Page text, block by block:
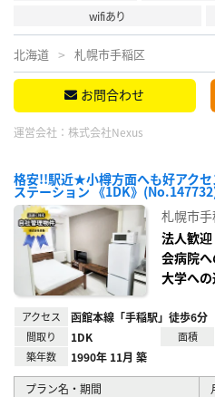
wifiあり
北海道 札幌市手稲区
お問合わせ
運営会社： 株式会社Nexus
格安!!駅近★小樽方面へも好アク
ステーション 《1DK》
札幌市
法人歓
会病院
大学への
アクセス 函館本線「手稲駅」徒歩6分
間取り 1DK 面積
築年数 1990年 11月 築
プラン名・期間